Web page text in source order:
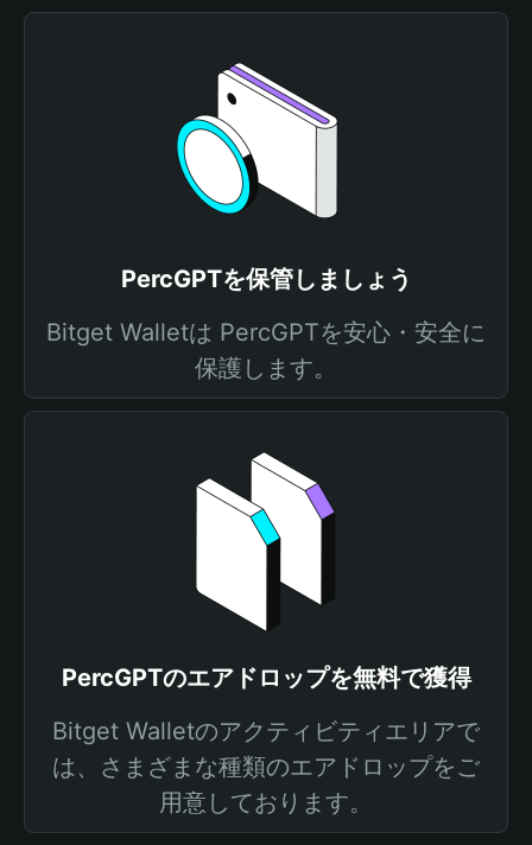
PercGPTを保管しましょう
Bitget Walletは PercGPTを安心・安全に
保護します。
PercGPTのエアドロップを無料で獲得
Bitget Walletのアクティビティエリアで
は、さまざまな種類のエアドロップをご
用意しております。